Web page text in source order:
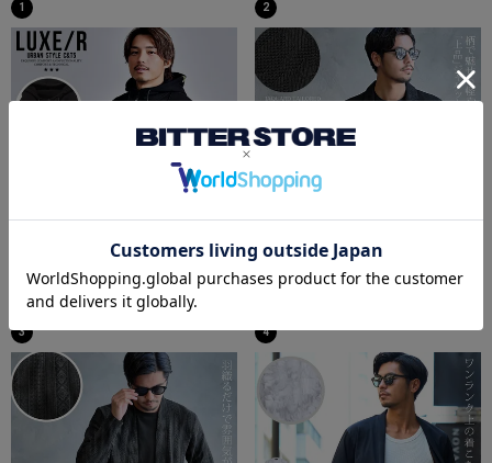
Lサイズ着用
スタッフC(173cm/60kg)
体型：細身
BITTER STORE(ビターストア)にCavariA【キャバリア】サイ
ドアジャストストレッチブルゾンが入荷しました。
ボディ自体はシンプルなデザインになっており、ファスナー
を開くとプリント入りのマチが現れ、2WAYのデザインをお楽
しみいただけます。
撥水・防風加工が施されているので、アウトドアシーンにも
タウンユースにももってこいな一枚。
首元はハイネック、袖口はベロクロテープでご自分の手首サ
1
【送料無料】LUXE／R(ラグジュ)ストレッチ裏フリースジップパーカー/全
11,880 (税込)
2
【送料無料】CavariA(キャバリア
11,880
3 4